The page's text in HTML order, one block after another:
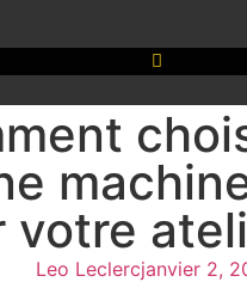
votre
Leo Leclercjanvier 2,